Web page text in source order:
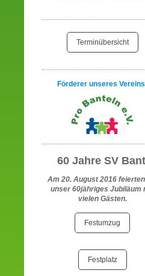
Terminübersicht
Förderer unseres
60 Jahre SV
Am 20. August 2016
unser 60jähriges Jubiläum
vielen Gästen.
Festumzug
Festplatz